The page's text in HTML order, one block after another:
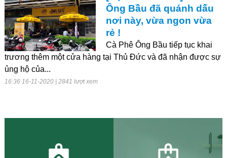
Ông Bầu đã quánh dấu
nơi này, vừa ngon vừa
rẻ !
Cà Phê Ông Bầu tiếp tục khai
trương thêm một cửa hàng tại Thủ Đức và đã nhận được sự
ủng hộ của...
16:36 16-11-2020 | 2841 lượt xem